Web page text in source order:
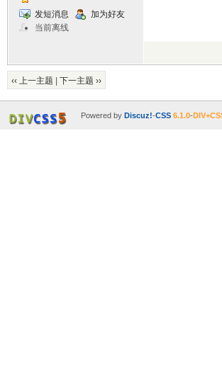
发短消息
加为好友
当前离线
‹‹ 上一主题 下一主题 ››
Powered by Discuz!-CSS 6.1.0-